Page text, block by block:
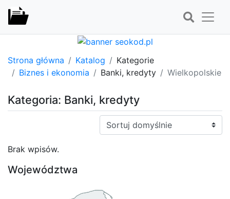
Strona główna Katalog
Kategorie
Biznes i ekonomia
Banki, kredyty Wielkopolskie
Kategoria: Banki, kredyty
Sortuj:
Brak wpisów.
Województwa